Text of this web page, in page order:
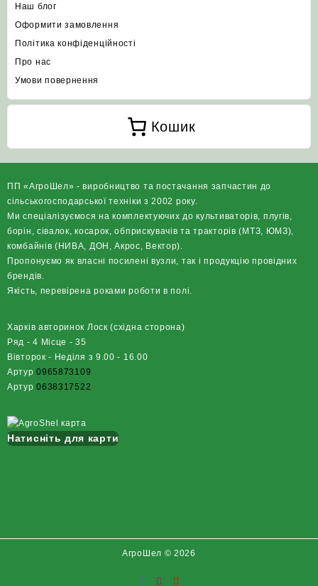
Наш блог
Оформити замовлення
Політика конфіденційності
Про нас
Умови повернення
Кошик
ПП «АгроШел» - виробництво та постачання запчастин до
сільськогосподарської техніки з 2002 року.
Ми спеціалізуємося на комплектуючих до культиваторів, плугів,
борін, сівалок, косарок, обприскувачів та тракторів (МТЗ, ЮМЗ),
комбайнів (НИВА, ДОН, Акрос, Вектор).
Пропонуємо як власні посилені вузли, так і продукцію провідних
брендів.
Якість, перевірена роками роботи в полі.
Харків авторинок Лоск (східна сторона)
Ряд - 4 Місце - 35
Вівторок - Неділя з 9.00 - 16.00
Артур0965873109
Артур0638317522
Натисніть для карти
АгроШел © 2026